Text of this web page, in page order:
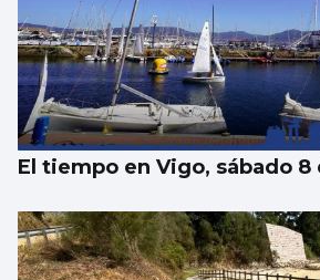
El tiempo en Vigo, sábado 8